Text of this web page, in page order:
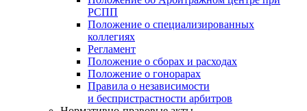
РСПП
Положение о специализированных
коллегиях
Регламент
Положение о сборах и расходах
Положение о гонорарах
Правила о независимости
и беспристрастности арбитров